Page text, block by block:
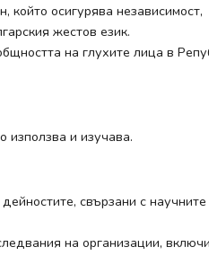
който осигурява независимост,
жестов език.
на глухите лица в
използва и изучава.
свързани с научните
на организации,